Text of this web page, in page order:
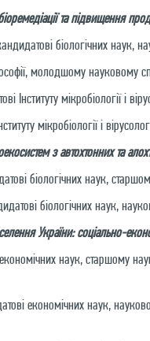
та підвищення
біологічних наук,
молодшому науковому
Інституту мікробіології і
мікробіології і
з автохтонних та
біологічних наук,
біологічних наук,
України: соціально-
наук, старшому
економічних наук,